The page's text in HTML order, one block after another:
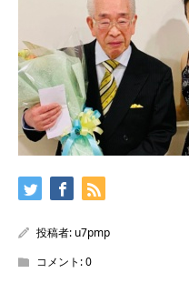
投稿者: u7pmp
コメント:0